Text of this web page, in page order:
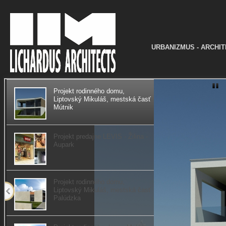
URBANIZMUS -
Projekt rodinného domu,
Liptovský Mikuláš, mestská časť
Mútnik
Projekt predajne LEVIS - Žilina -
Aupark
Projekt rodinného domu,
Liptovský Mikuláš, mestská časť
Palúdzka